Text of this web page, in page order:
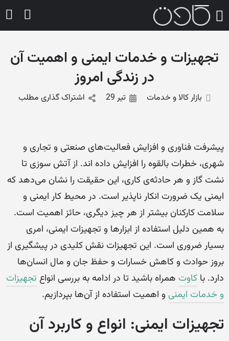
تجهیزات و خدمات ایمنی و اهمیت آن
در زندگی امروز
بازار کالا و خدمات تیر 29 اشتراک گذاری مطلب
پیشرفت فناوری و افزایش فعالیت‌های صنعتی و تجاری و
شهری، خطرات بالقوه را افزایش داده اند. از آتش سوزی تا
نشت گاز و هر حادثه‌ی کاری، این حقیقت را نشان می‌دهد که
ایمنی یک ضرورت انکار ناپذیر است. در محیط کار ایمنی و
سلامت کارکنان بیشتر از هر چیز دیگری، حائز اهمیت است.
به همین دلیل استفاده از ابزارها و تجهیزات ایمنی، امری
بسیار ضروری است. این تجهیزات نقش کلیدی در پیشگیری از
بروز حوادث و کاهش خسارات و حفظ جان و مال انسان‌ها
دارد. با کاوت همراه باشید تا در ادامه به بررسی انواع تجهیزات
و خدمات ایمنی و اهمیت استفاده از آن‌ها بپردازیم.
تجهیزات ایمنی: انواع و کاربرد آن